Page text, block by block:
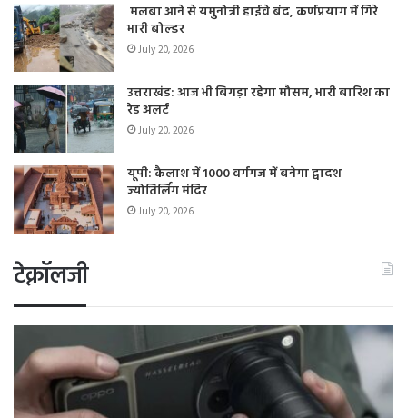
मलबा आने से यमुनोत्री हाईवे बंद, कर्णप्रयाग में गिरे
भारी बोल्डर
July 20, 2026
उत्तराखंड: आज भी बिगड़ा रहेगा मौसम, भारी बारिश का
रेड अलर्ट
July 20, 2026
यूपी: कैलाश में 1000 वर्गगज में बनेगा द्वादश
ज्योतिर्लिंग मंदिर
July 20, 2026
टेक्नॉलजी